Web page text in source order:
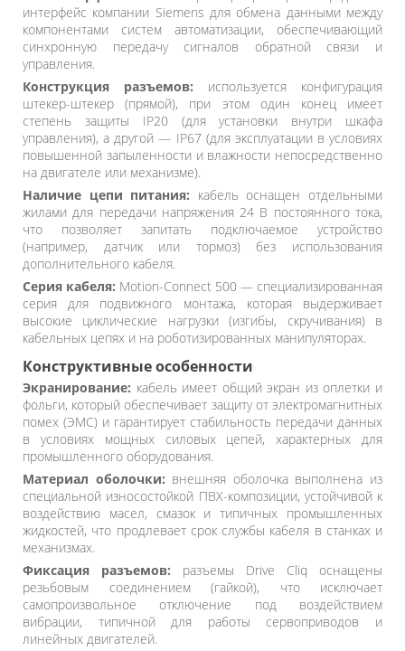
интерфейс компании Siemens для обмена данными между
компонентами систем автоматизации, обеспечивающий
синхронную передачу сигналов обратной связи и
управления.
Конструкция разъемов: используется конфигурация
штекер-штекер (прямой), при этом один конец имеет
степень защиты IP20 (для установки внутри шкафа
управления), а другой — IP67 (для эксплуатации в условиях
повышенной запыленности и влажности непосредственно
на двигателе или механизме).
Наличие цепи питания: кабель оснащен отдельными
жилами для передачи напряжения 24 В постоянного тока,
что позволяет запитать подключаемое устройство
(например, датчик или тормоз) без использования
дополнительного кабеля.
Серия кабеля: Motion-Connect 500 — специализированная
серия для подвижного монтажа, которая выдерживает
высокие циклические нагрузки (изгибы, скручивания) в
кабельных цепях и на роботизированных манипуляторах.
Конструктивные особенности
Экранирование: кабель имеет общий экран из оплетки и
фольги, который обеспечивает защиту от электромагнитных
помех (ЭМС) и гарантирует стабильность передачи данных
в условиях мощных силовых цепей, характерных для
промышленного оборудования.
Материал оболочки: внешняя оболочка выполнена из
специальной износостойкой ПВХ-композиции, устойчивой к
воздействию масел, смазок и типичных промышленных
жидкостей, что продлевает срок службы кабеля в станках и
механизмах.
Фиксация разъемов: разъемы Drive Cliq оснащены
резьбовым соединением (гайкой), что исключает
самопроизвольное отключение под воздействием
вибрации, типичной для работы сервоприводов и
линейных двигателей.